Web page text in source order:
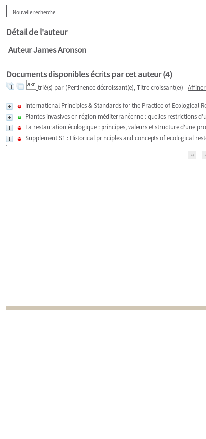
Nouvelle recherche
Détail de l'auteur
Auteur James Aronson
Documents disponibles écrits par cet auteur (4)
trié(s) par (Pertinence décroissant(e), Titre croissant(e))
International Principles & Standards for the Practice of Ecological
Plantes invasives en région méditerranéenne : quelles restrictions
La restauration écologique : principes, valeurs et structure d'une
Supplement S1 : Historical principles and concepts of ecological